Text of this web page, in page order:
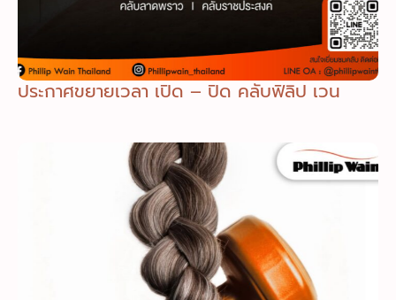
ประกาศขยายเวลา เปิด – ปิด คลับฟิลิป เวน